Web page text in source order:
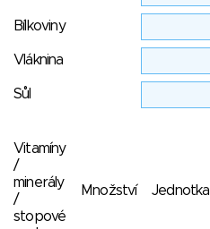
Bílkoviny
Vláknina
Sůl
Vitamíny
/
minerály
/
stopové
Množství Jednotka